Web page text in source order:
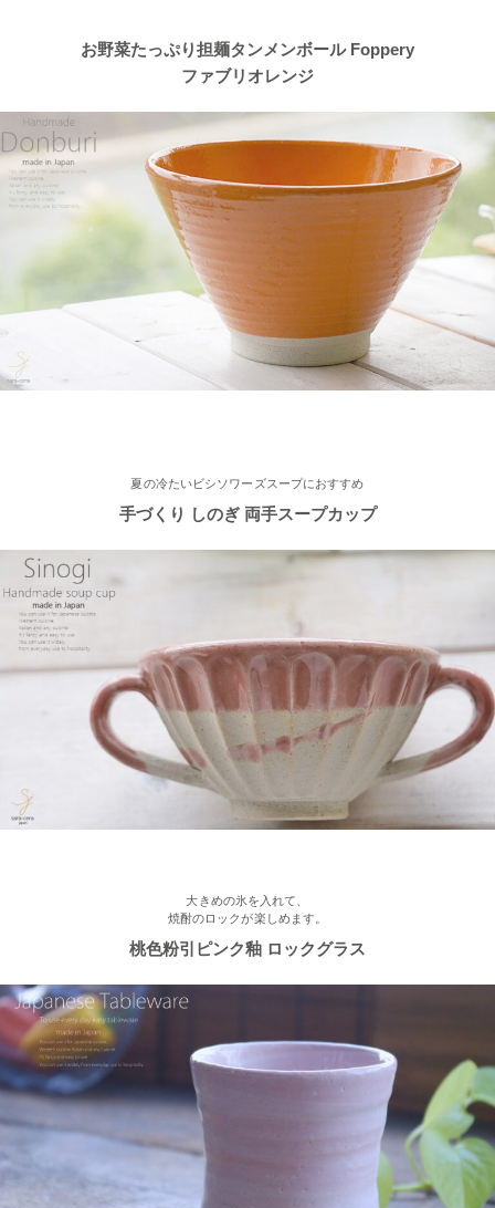
≪おすすめ≫自然感じる食卓、今日も美味しくいただきます！大
地の恵みで生きているシリーズ
2023/3/31
≪おすすめ≫ぬくもりカラーでほっこり♪波佐見焼 琥珀シリー
≪新着商品≫ 映える食卓
トルコブルーのきれいな器、入荷し
≪おすすめ≫春の陽気 かわいい桜のお茶碗♪
2023/2/21
≪おすすめ≫お世話になったあの人に…感謝を伝えるおすすめギ
フト♪
2023/2/16
≪新着商品≫ ほんわかかわいい♡椿の器、入荷しました♪
2023/2/13
≪新着商品≫ あったか手作りご飯茶碗・湯飲み、入荷しました♪
2023/1/16
≪おすすめ≫ お好み具材の恵方巻♪大きいお皿を囲んで手作りを
楽しみませんか？
2022/12/28
お野菜たっぷり担麺タンメンボール Foppery
ファブリオレンジ
夏の冷たいビシソワーズスープにおすすめ
手づくり しのぎ 両手スープカップ
大きめの氷を入れて、
焼酎のロックが楽しめます。
桃色粉引ピンク釉 ロックグラス